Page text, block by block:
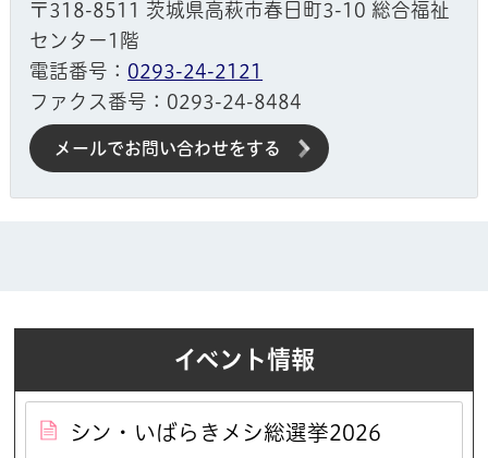
〒318-8511 茨城県高萩市春日町3-10 総合福祉
センター1階
電話番号： 0293-24-2121
ファクス番号：0293-24-8484
メールでお問い合わせをする
イベント情報
シン・いばらきメシ総選挙2026